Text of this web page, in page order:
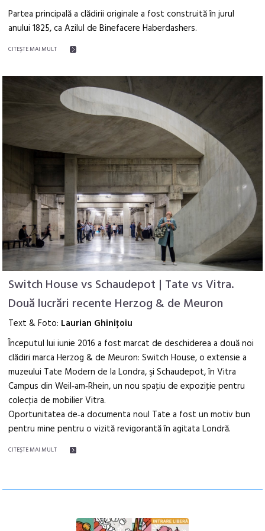
Partea principală a clădirii originale a fost construită în jurul
anului 1825, ca Azilul de Binefacere Haberdashers.
CITEŞTE MAI MULT
Switch House vs Schaudepot | Tate vs Vitra.
Două lucrări recente Herzog & de Meuron
Text & Foto: Laurian Ghiniţoiu
Începutul lui iunie 2016 a fost marcat de deschiderea a două noi
clădiri marca Herzog & de Meuron: Switch House, o extensie a
muzeului Tate Modern de la Londra, şi Schaudepot, în Vitra
Campus din Weil‑am‑Rhein, un nou spaţiu de expoziţie pentru
colecţia de mobilier Vitra.
Oportunitatea de‑a documenta noul Tate a fost un motiv bun
pentru mine pentru o vizită revigorantă în agitata Londră.
CITEŞTE MAI MULT